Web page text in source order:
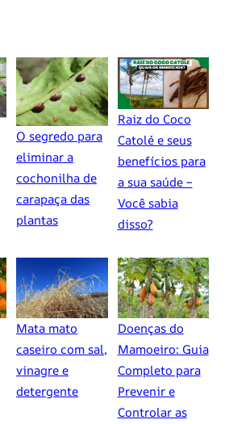
O segredo para
eliminar a
cochonilha de
carapaça das
plantas
Raiz do Coco
Catolé e seus
benefícios para
a sua saúde –
Você sabia
disso?
Mata mato
caseiro com sal,
vinagre e
detergente
Doenças do
Mamoeiro: Guia
Completo para
Prevenir e
Controlar as